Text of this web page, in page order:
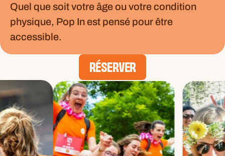
Quel que soit votre âge ou votre condition
physique, Pop In est pensé pour être
accessible.
RÉSERVER